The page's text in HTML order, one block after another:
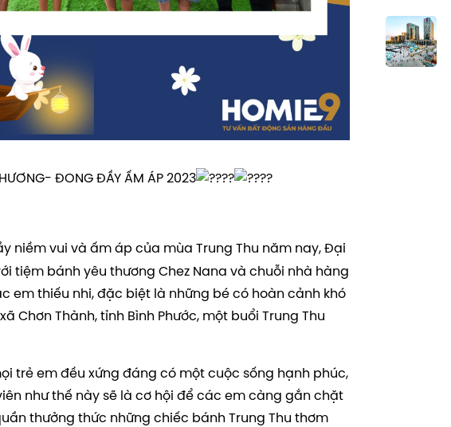
ĐONG ĐẦY ẤM ÁP 2023
niềm vui và ấm áp của mùa Trung Thu năm nay, Đại
tiệm bánh yêu thương Chez Nana và chuỗi nhà hàng
em thiếu nhi, đặc biệt là những bé có hoàn cảnh khó
Chơn Thành, tỉnh Bình Phước, một buổi Trung Thu
trẻ em đều xứng đáng có một cuộc sống hạnh phúc,
như thế này sẽ là cơ hội để các em càng gắn chặt
thưởng thức những chiếc bánh Trung Thu thơm